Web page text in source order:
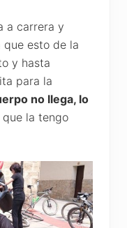
a carrera y
que esto de la
y hasta
para la
no llega, lo
la tengo